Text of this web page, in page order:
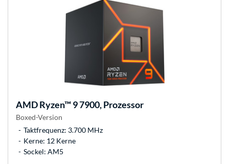
AMDRyzen™ 9 7900, Prozessor
Boxed-Version
Taktfrequenz: 3.700 MHz
Kerne: 12 Kerne
Sockel: AM5